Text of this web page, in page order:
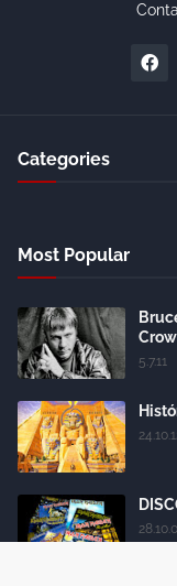
Categories
Most Popular
5.7.11